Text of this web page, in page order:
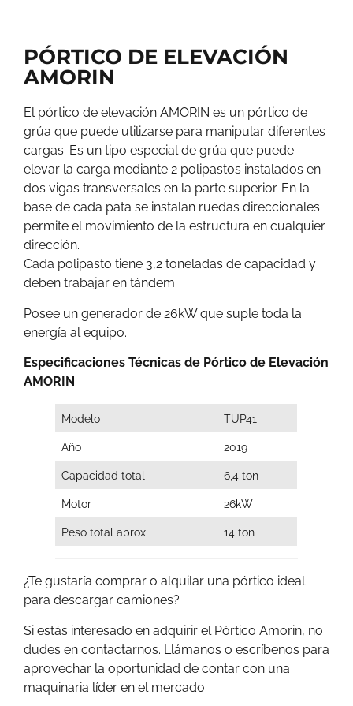
PÓRTICO DE ELEVACIÓN
AMORIN
El pórtico de elevación AMORIN es un pórtico de
grúa que puede utilizarse para manipular diferentes
cargas. Es un tipo especial de grúa que puede
elevar la carga mediante 2 polipastos instalados en
dos vigas transversales en la parte superior. En la
base de cada pata se instalan ruedas direccionales
permite el movimiento de la estructura en cualquier
dirección.
Cada polipasto tiene 3,2 toneladas de capacidad y
deben trabajar en tándem.
Posee un generador de 26kW que suple toda la
energía al equipo.
Especificaciones Técnicas de Pórtico de Elevación
AMORIN
Modelo TUP41
Año 2019
Capacidad total 6,4 ton
Motor 26kW
Peso total aprox 14 ton
¿Te gustaría comprar o alquilar una pórtico ideal
para descargar camiones?
Si estás interesado en adquirir el Pórtico Amorin, no
dudes en contactarnos. Llámanos o escríbenos para
aprovechar la oportunidad de contar con una
maquinaria líder en el mercado.